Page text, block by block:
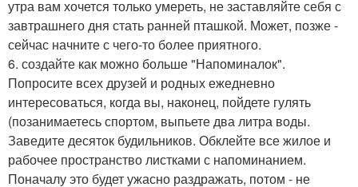
утра вам хочется только умереть, не заставляйте себя с
завтрашнего дня стать ранней пташкой. Может, позже -
сейчас начните с чего-то более приятного.
6. создайте как можно больше "Напоминалок".
Попросите всех друзей и родных ежедневно
интересоваться, когда вы, наконец, пойдете гулять
(позанимаетесь спортом, выпьете два литра воды.
Заведите десяток будильников. Обклейте все жилое и
рабочее пространство листками с напоминанием.
Поначалу это будет ужасно раздражать, потом - не